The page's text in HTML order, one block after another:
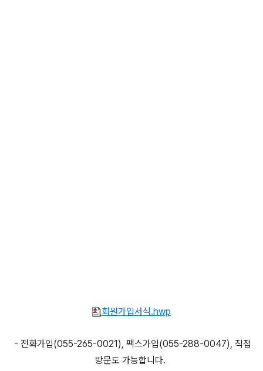
회원가입서식.hwp
- 전화가입(055-265-0021), 팩스가입(055-288-0047), 직접
방문도 가능합니다.